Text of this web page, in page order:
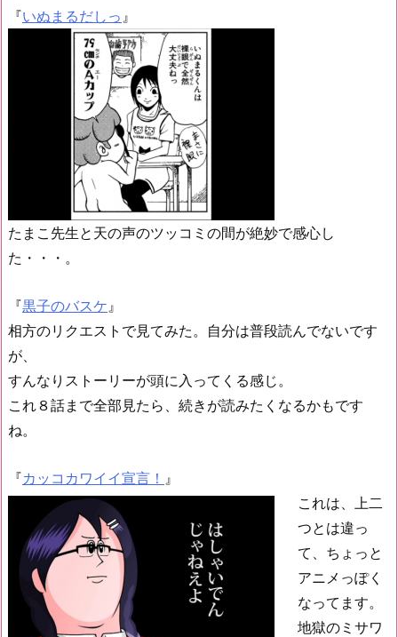
『いぬまるだしっ 』
たまこ先生と天の声のツッコミの間が絶妙で感心し
た・・・。
『黒子のバスケ 』
相方のリクエストで見てみた。自分は普段読んでないです
が、
すんなりストーリーが頭に入ってくる感じ。
これ８話まで全部見たら、続きが読みたくなるかもです
ね。
『カッコカワイイ宣言！ 』
これは、上二
つとは違っ
て、ちょっと
アニメっぽく
なってます。
地獄のミサワ